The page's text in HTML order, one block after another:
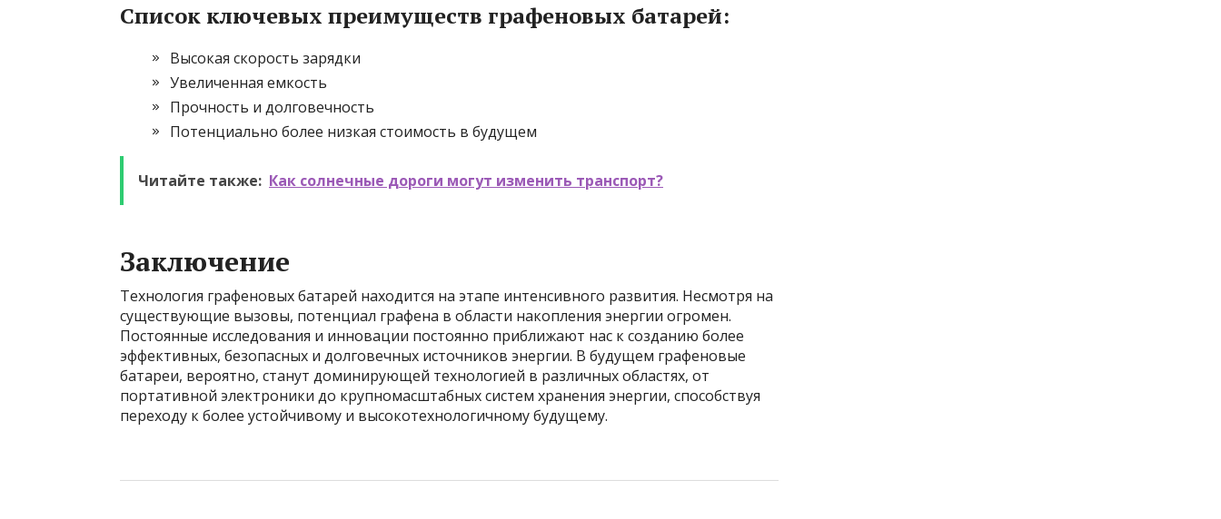
Список ключевых преимуществ графеновых батарей:
Высокая скорость зарядки
Увеличенная емкость
Прочность и долговечность
Потенциально более низкая стоимость в будущем
Читайте также: Как солнечные дороги могут изменить транспорт?
Заключение
Технология графеновых батарей находится на этапе интенсивного развития. Несмотря на
существующие вызовы, потенциал графена в области накопления энергии огромен.
Постоянные исследования и инновации постоянно приближают нас к созданию более
эффективных, безопасных и долговечных источников энергии. В будущем графеновые
батареи, вероятно, станут доминирующей технологией в различных областях, от
портативной электроники до крупномасштабных систем хранения энергии, способствуя
переходу к более устойчивому и высокотехнологичному будущему.